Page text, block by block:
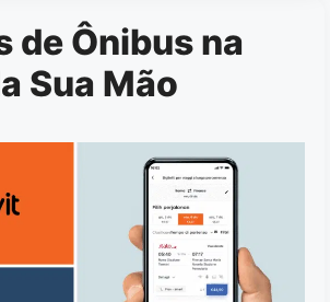
de Ônibus na
Sua Mão